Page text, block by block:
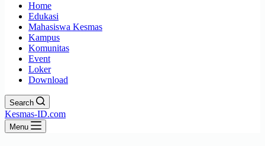
Home
Edukasi
Mahasiswa Kesmas
Kampus
Komunitas
Event
Loker
Download
Search
Kesmas-ID.com
Menu